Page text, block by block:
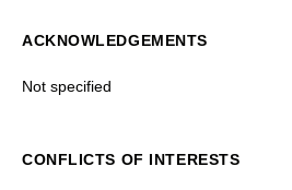
ACKNOWLEDGEMENTS
Not specified
CONFLICTS OF INTERESTS